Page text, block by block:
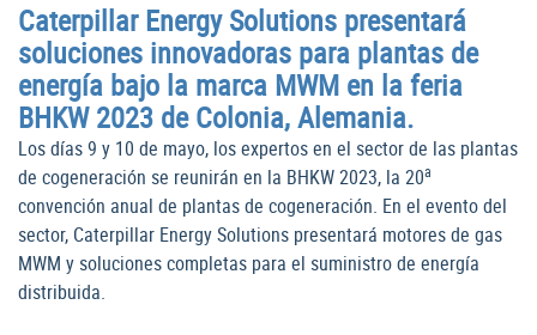
Caterpillar Energy Solutions presentará
soluciones innovadoras para plantas de
energía bajo la marca MWM en la feria
BHKW 2023 de Colonia, Alemania.
Los días 9 y 10 de mayo, los expertos en el sector de las plantas
de cogeneración se reunirán en la BHKW 2023, la 20a
convención anual de plantas de cogeneración. En el evento del
sector, Caterpillar Energy Solutions presentará motores de gas
MWM y soluciones completas para el suministro de energía
distribuida.